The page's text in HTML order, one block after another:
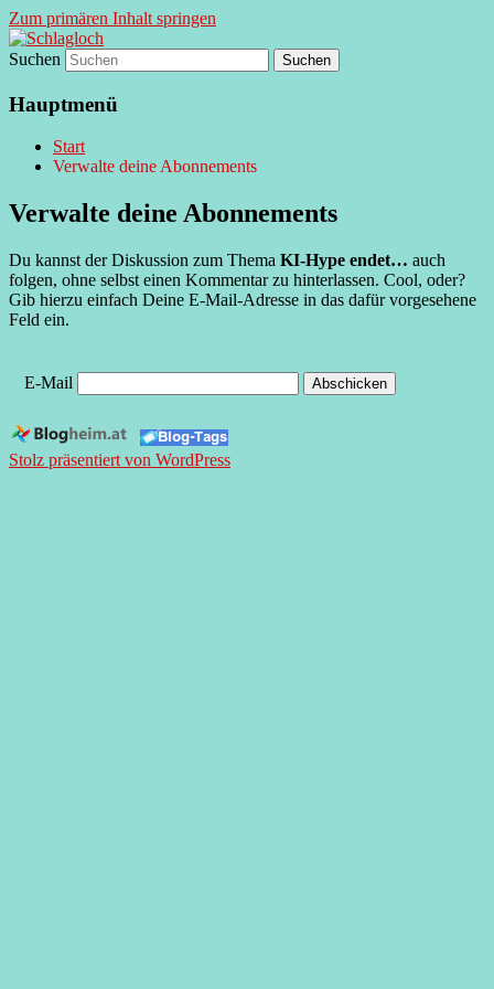
Zum primären Inhalt springen
Schlagloch
supersberger taggedanken
Suchen
Hauptmenü
Start
Verwalte deine Abonnements
Verwalte deine Abonnements
Du kannst der Diskussion zum Thema KI-Hype endet… auch
folgen, ohne selbst einen Kommentar zu hinterlassen. Cool, oder?
Gib hierzu einfach Deine E-Mail-Adresse in das dafür vorgesehene
Feld ein.
E-Mail
Stolz präsentiert von WordPress